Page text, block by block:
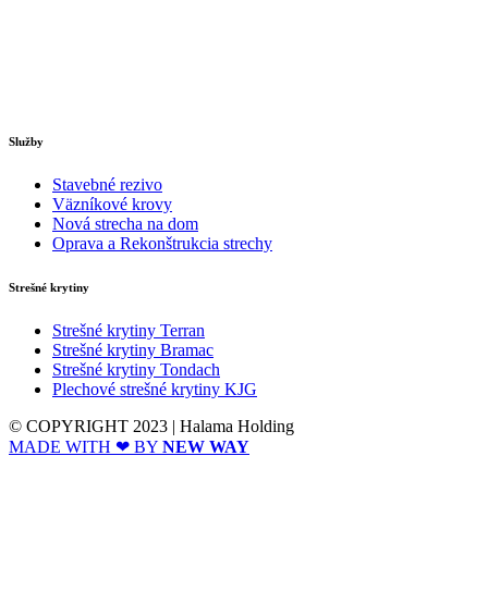
Služby
Stavebné rezivo
Väzníkové krovy
Nová strecha na dom
Oprava a Rekonštrukcia strechy
Strešné krytiny
Strešné krytiny Terran
Strešné krytiny Bramac
Strešné krytiny Tondach
Plechové strešné krytiny KJG
© COPYRIGHT 2023 | Halama Holding
MADE WITH ❤ BY NEW WAY